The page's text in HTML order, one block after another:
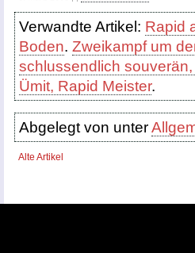
Verwandte Artikel: Rapid
Boden. Zweikampf um
schlussendlich
Ümit, Rapid Meister.
Abgelegt von unter
Alte Artikel